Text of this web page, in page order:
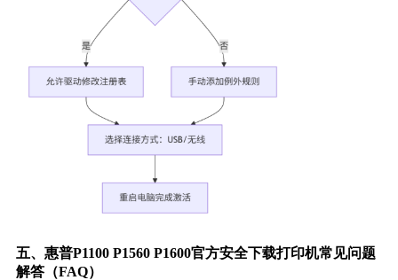
五、惠普P1100 P1560 P1600官方安全下载打印机常见问题
解答（FAQ）